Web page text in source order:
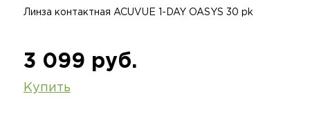
Линза контактная ACUVUE 1-DAY OASYS 30 pk
3 099 руб.
Купить